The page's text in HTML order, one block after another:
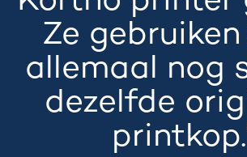
Ze
allemaal nog
dezelfde